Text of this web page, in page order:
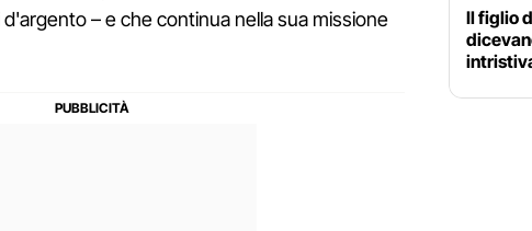
– e che continua nella sua missione
Il figlio